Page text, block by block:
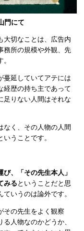
門にて
大切なことは、 広告内
務所の規模や外観、先
蔓延していてアテには
経歴の持ち主であって
足りない人間はそれな
なく、その人物の人間
いうことです。
、「その先生本人」
みるということだと思
いうのは論外です。
その先生をよく観察
人物なのかどうか、